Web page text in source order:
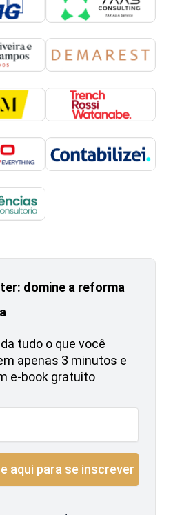
domine a reforma
tudo o que você
apenas 3 minutos e
e-book gratuito